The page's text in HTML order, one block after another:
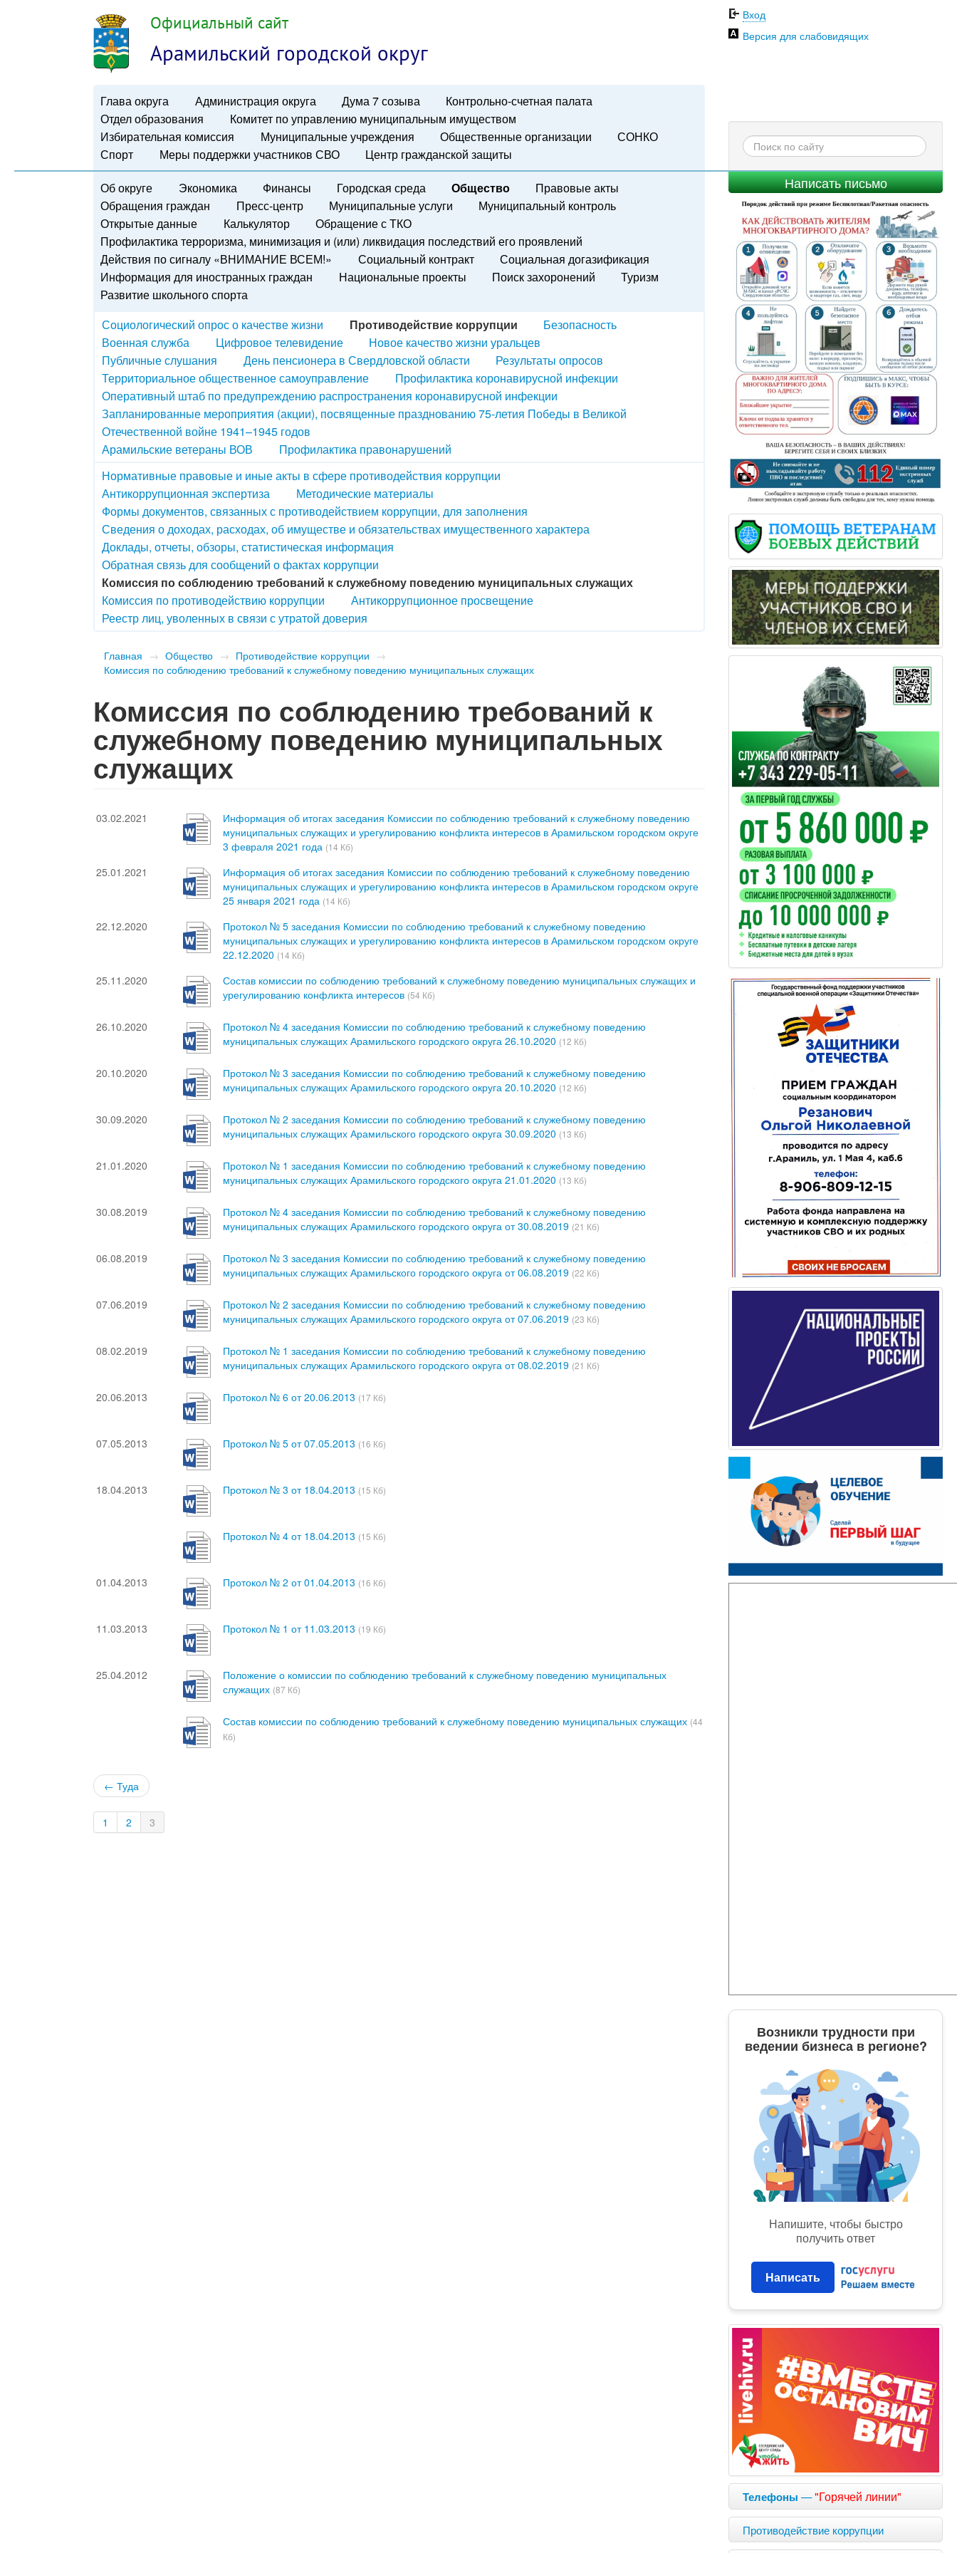
Официальный сайт
Арамильский городской округ
Глава округа Администрация округа Дума 7 созыва
Контрольно-счетная палата
Отдел образования
Комитет по управлению муниципальным имуществом
Избирательная комиссия
Муниципальные учреждения Общественные организации
СОНКО
Спорт
Меры поддержки участников СВО Центр гражданской защиты
Вход
Версия для слабовидящих
Написать письмо
Об округе Экономика Финансы Городская среда Общество
Правовые акты
Обращения граждан
Пресс-центр Муниципальные услуги
Муниципальный контроль
Открытые данные
Калькулятор
Обращение с ТКО
Профилактика терроризма, минимизация и (или) ликвидация последствий его проявлений
Действия по сигналу «ВНИМАНИЕ ВСЕМ!»
Социальный контракт
Социальная догазификация
Информация для иностранных граждан
Национальные проекты Поиск захоронений
Туризм
Развитие школьного спорта
Социологический опрос о качестве жизни
Противодействие коррупции
Безопасность
Военная служба
Цифровое телевидение
Новое качество жизни уральцев
Публичные слушания
День пенсионера в Свердловской области
Результаты опросов
Территориальное общественное самоуправление
Профилактика коронавирусной инфекции
Оперативный штаб по предупреждению распространения коронавирусной инфекции
Запланированные мероприятия (акции), посвященные празднованию 75-летия Победы в Великой
Отечественной войне 1941–1945 годов
Арамильские ветераны ВОВ
Профилактика правонарушений
Нормативные правовые и иные акты в сфере противодействия коррупции
Антикоррупционная экспертиза
Методические материалы
Формы документов, связанных с противодействием коррупции, для заполнения
Сведения о доходах, расходах, об имуществе и обязательствах имущественного характера
Доклады, отчеты, обзоры, статистическая информация
Обратная связь для сообщений о фактах коррупции
Комиссия по соблюдению требований к служебному поведению муниципальных служащих
Комиссия по противодействию коррупции
Антикоррупционное просвещение
Реестр лиц, уволенных в связи с утратой доверия
Главная → Общество → Противодействие коррупции →
Комиссия по соблюдению требований к служебному поведению муниципальных служащих
Комиссия по соблюдению требований к
служебному поведению муниципальных
служащих
03.02.2021
Информация об итогах заседания Комиссии по соблюдению требований к служебному поведению
муниципальных служащих и урегулированию конфликта интересов в Арамильском городском округе
3 февраля 2021 года (14 Кб)
25.01.2021
Информация об итогах заседания Комиссии по соблюдению требований к служебному поведению
муниципальных служащих и урегулированию конфликта интересов в Арамильском городском округе
25 января 2021 года (14 Кб)
22.12.2020
Протокол № 5 заседания Комиссии по соблюдению требований к служебному поведению
муниципальных служащих и урегулированию конфликта интересов в Арамильском городском округе
22.12.2020 (14 Кб)
25.11.2020
Состав комиссии по соблюдению требований к служебному поведению муниципальных служащих и
урегулированию конфликта интересов (54 Кб)
26.10.2020
Протокол № 4 заседания Комиссии по соблюдению требований к служебному поведению
муниципальных служащих Арамильского городского округа 26.10.2020 (12 Кб)
20.10.2020
Протокол № 3 заседания Комиссии по соблюдению требований к служебному поведению
муниципальных служащих Арамильского городского округа 20.10.2020 (12 Кб)
30.09.2020
Протокол № 2 заседания Комиссии по соблюдению требований к служебному поведению
муниципальных служащих Арамильского городского округа 30.09.2020 (13 Кб)
21.01.2020
Протокол № 1 заседания Комиссии по соблюдению требований к служебному поведению
муниципальных служащих Арамильского городского округа 21.01.2020 (13 Кб)
30.08.2019
Протокол № 4 заседания Комиссии по соблюдению требований к служебному поведению
муниципальных служащих Арамильского городского округа от 30.08.2019 (21 Кб)
06.08.2019
Протокол № 3 заседания Комиссии по соблюдению требований к служебному поведению
муниципальных служащих Арамильского городского округа от 06.08.2019 (22 Кб)
07.06.2019
Протокол № 2 заседания Комиссии по соблюдению требований к служебному поведению
муниципальных служащих Арамильского городского округа от 07.06.2019 (23 Кб)
08.02.2019
Протокол № 1 заседания Комиссии по соблюдению требований к служебному поведению
муниципальных служащих Арамильского городского округа от 08.02.2019 (21 Кб)
20.06.2013 Протокол № 6 от 20.06.2013 (17 Кб)
07.05.2013 Протокол № 5 от 07.05.2013 (16 Кб)
18.04.2013 Протокол № 3 от 18.04.2013 (15 Кб)
Протокол № 4 от 18.04.2013 (15 Кб)
01.04.2013 Протокол № 2 от 01.04.2013 (16 Кб)
11.03.2013 Протокол № 1 от 11.03.2013 (19 Кб)
25.04.2012
Положение о комиссии по соблюдению требований к служебному поведению муниципальных
служащих (87 Кб)
Состав комиссии по соблюдению требований к служебному поведению муниципальных служащих (44
Кб)
← Туда
1 2 3
Возникли трудности при
ведении бизнеса в регионе?
Напишите, чтобы быстро
получить ответ
Написать
Телефоны —"Горячей линии"
Противодействие коррупции